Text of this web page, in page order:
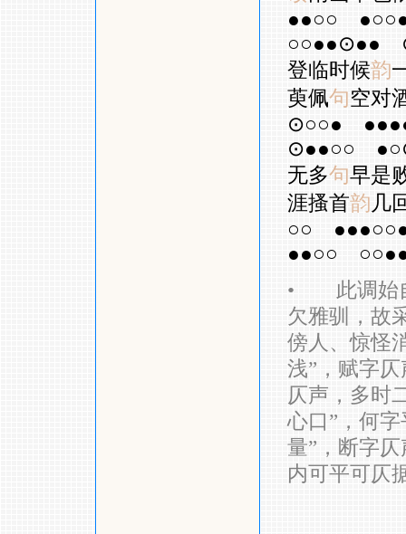
●●○○
○○●●⊙●●
登临时候韵
萸佩句空对
⊙○○●
⊙●●○○
无多句早是
涯搔首韵几
○○
●●○○
• 此调始自
欠雅驯，故
傍人、惊怪
浅”，赋字
仄声，多时
心口”，何
量”，断字
内可平可仄